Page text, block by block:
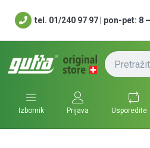
tel. 01/240 97 97 | pon-pet: 8
Izbornik Prijava Usporedite